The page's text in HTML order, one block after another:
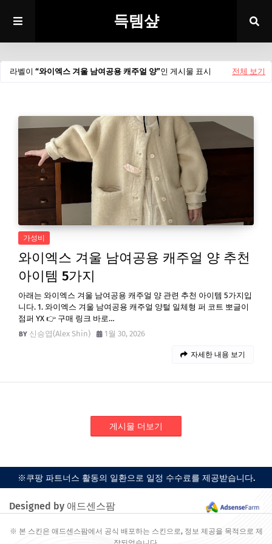
득템샾
라벨이 와이엑스 겨울 남여공용 캐주얼 양 인 게시물 표시 전체 보기
가성비
와이엑스 겨울 남여공용 캐주얼 양 추천
아이템 5가지
아래는 와이엑스 겨울 남여공용 캐주얼 양 관련 추천 아이템 5가지입
니다. 1. 와이엑스 겨울 남여공용 캐주얼 양털 일체형 퍼 코트 뽀글이
점퍼 YX 👉 구매 링크 바로…
신승엽(Alex Shin)
1월 30, 2026
자세한 내용 보기
게시물 더보기
※쿠팡 파트너스 활동의 일환으로 일정 수수료를 제공받습니다.
Designed by 애드센스팜
※ 본 스킨은 애드센스팜에서 공식 배포하는 스킨으로, 정보 제공을 목적으로 제